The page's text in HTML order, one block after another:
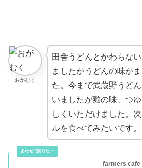
おがむく
田舎うどんとかわらな
ましたがうどんの味が
た。今まで武蔵野うど
いましたが麺の味、つ
しくいただけました。
ルを食べてみたいです。
farmers